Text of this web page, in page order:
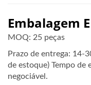
Embalagem
MOQ: 25 peças
Prazo de entrega: 14-
de estoque) Tempo de
negociável.